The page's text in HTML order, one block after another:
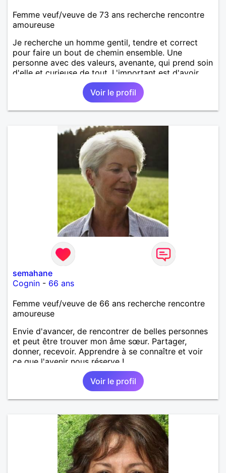
Femme veuf/veuve de 73 ans recherche rencontre
amoureuse
Je recherche un homme gentil, tendre et correct
pour faire un bout de chemin ensemble. Une
personne avec des valeurs, avenante, qui prend soin
d'elle et curieuse de tout. L'important est d'avoir
une complicité de tous les instants. Je suis prête de
nouveau a faire confiance mais avec des limites. Au
plaisir de vous lire et essayez de répondre !
Voir le profil
semahane
Cognin - 66 ans
Femme veuf/veuve de 66 ans recherche rencontre
amoureuse
Envie d'avancer, de rencontrer de belles personnes
et peut être trouver mon âme sœur. Partager,
donner, recevoir. Apprendre à se connaître et voir
ce que l'avenir nous réserve !
Voir le profil